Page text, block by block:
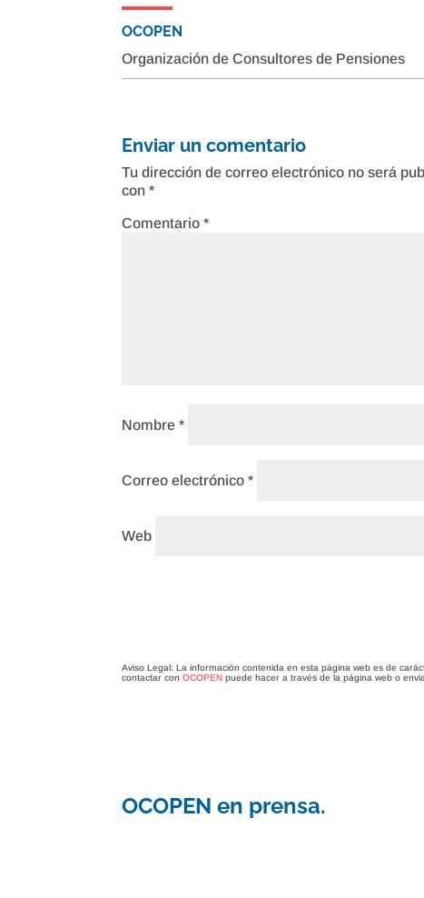
OCOPEN
Organización de Consultores de Pensiones
Enviar un comentario
Tu dirección de correo electrónico no será
con*
Comentario*
Nombre*
Correo electrónico*
Web
Aviso Legal: La información contenida en esta página web es de
contactar conOCOPEN puede hacer a través de la página web o
OCOPEN en prensa.